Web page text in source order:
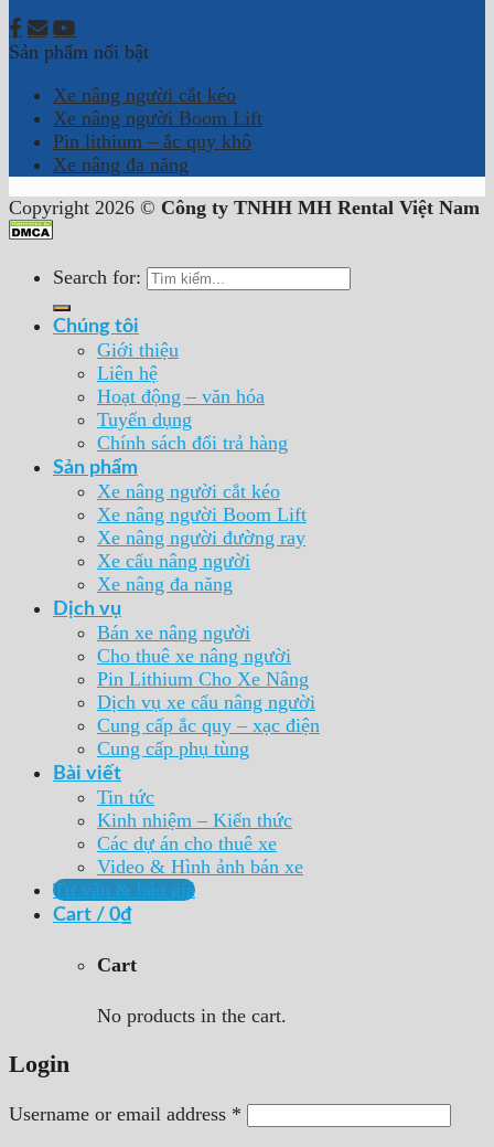
Sản phẩm nổi bật
Xe nâng người cắt kéo
Xe nâng người Boom Lift
Pin lithium – ắc quy khô
Xe nâng đa năng
Copyright 2026 © Công ty TNHH MH Rental Việt Nam
Search for:
Chúng tôi
Giới thiệu
Liên hệ
Hoạt động – văn hóa
Tuyển dụng
Chính sách đổi trả hàng
Sản phẩm
Xe nâng người cắt kéo
Xe nâng người Boom Lift
Xe nâng người đường ray
Xe cẩu nâng người
Xe nâng đa năng
Dịch vụ
Bán xe nâng người
Cho thuê xe nâng người
Pin Lithium Cho Xe Nâng
Dịch vụ xe cẩu nâng người
Cung cấp ắc quy – xạc điện
Cung cấp phụ tùng
Bài viết
Tin tức
Kinh nhiệm – Kiến thức
Các dự án cho thuê xe
Video & Hình ảnh bán xe
Tư vấn & báo giá
Cart / 0₫
Cart
No products in the cart.
Login
Username or email address *